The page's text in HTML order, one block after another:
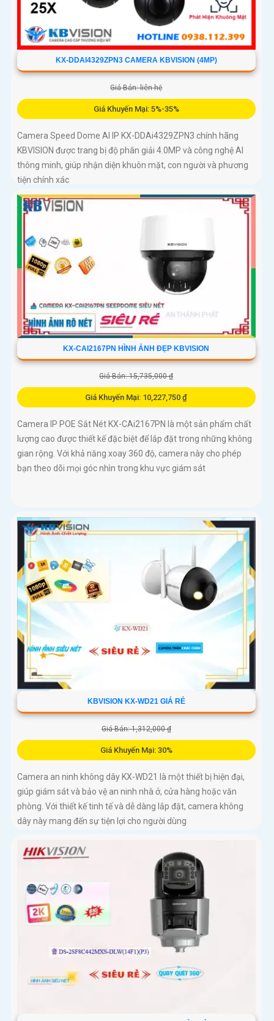
KX-DDAI4329ZPN3 CAMERA KBVISION (4MP)
Giá Bán: liên hệ
Giá Khuyến Mại: 5%-35%
Camera Speed Dome AI IP KX-DDAi4329ZPN3 chính hãng
KBVISION được trang bị độ phân giải 4.0MP và công nghệ AI
thông minh, giúp nhận diện khuôn mặt, con người và phương
tiện chính xác
KX-CAI2167PN HÌNH ẢNH ĐẸP KBVISION
Giá Bán: 15,735,000 ₫
Giá Khuyến Mại: 10,227,750 ₫
Camera IP POE Sắt Nét KX-CAi2167PN là một sản phẩm chất
lượng cao được thiết kế đặc biệt để lắp đặt trong những không
gian rộng. Với khả năng xoay 360 độ, camera này cho phép
bạn theo dõi mọi góc nhìn trong khu vực giám sát
KBVISION KX-WD21 GIÁ RẺ
Giá Bán: 1,312,000 ₫
Giá Khuyến Mại: 30%
Camera an ninh không dây KX-WD21 là một thiết bị hiện đại,
giúp giám sát và bảo vệ an ninh nhà ở, cửa hàng hoặc văn
phòng. Với thiết kế tinh tế và dễ dàng lắp đặt, camera không
dây này mang đến sự tiện lợi cho người dùng